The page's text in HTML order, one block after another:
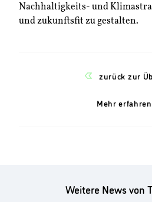
Nachhaltigkeits- und
und zukunftsfit zu gestalten.
zurück zur
Mehr erfahren
Weitere News von